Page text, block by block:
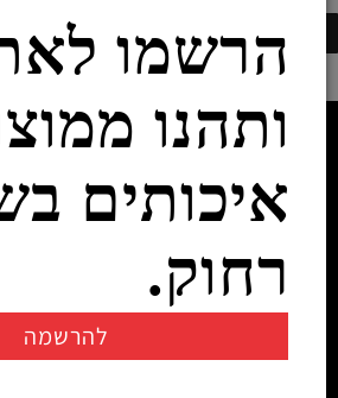
הרשמו
ותהנו
איכותים
רחוק.
להרשמה